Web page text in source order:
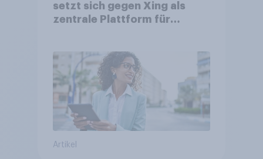
setzt sich gegen Xing als
zentrale Plattform für
Artikel